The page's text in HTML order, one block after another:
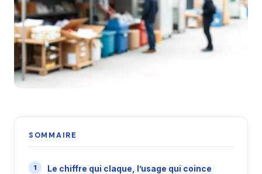
SOMMAIRE
Le chiffre qui claque, l’usage qui coince